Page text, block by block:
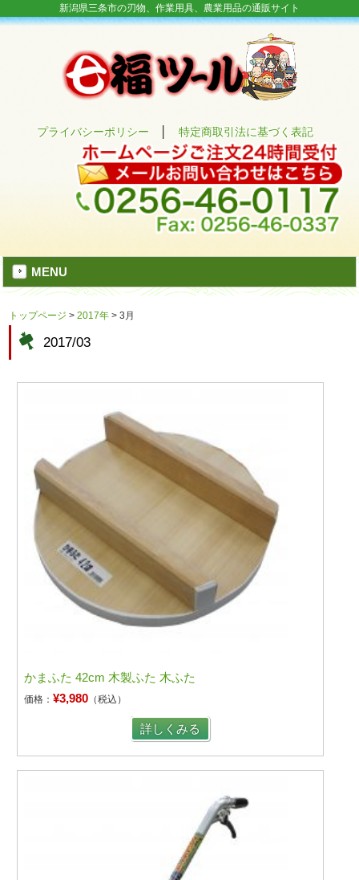
新潟県三条市の刃物、作業用具、農業用品の通販サイト
プライバシーポリシー │特定商取引法に基づく表記
MENU
トップページ >2017年 >3月
2017/03
かまふた 42cm 木製ふた 木ふた
価格：¥3,980 （税込）
詳しくみる